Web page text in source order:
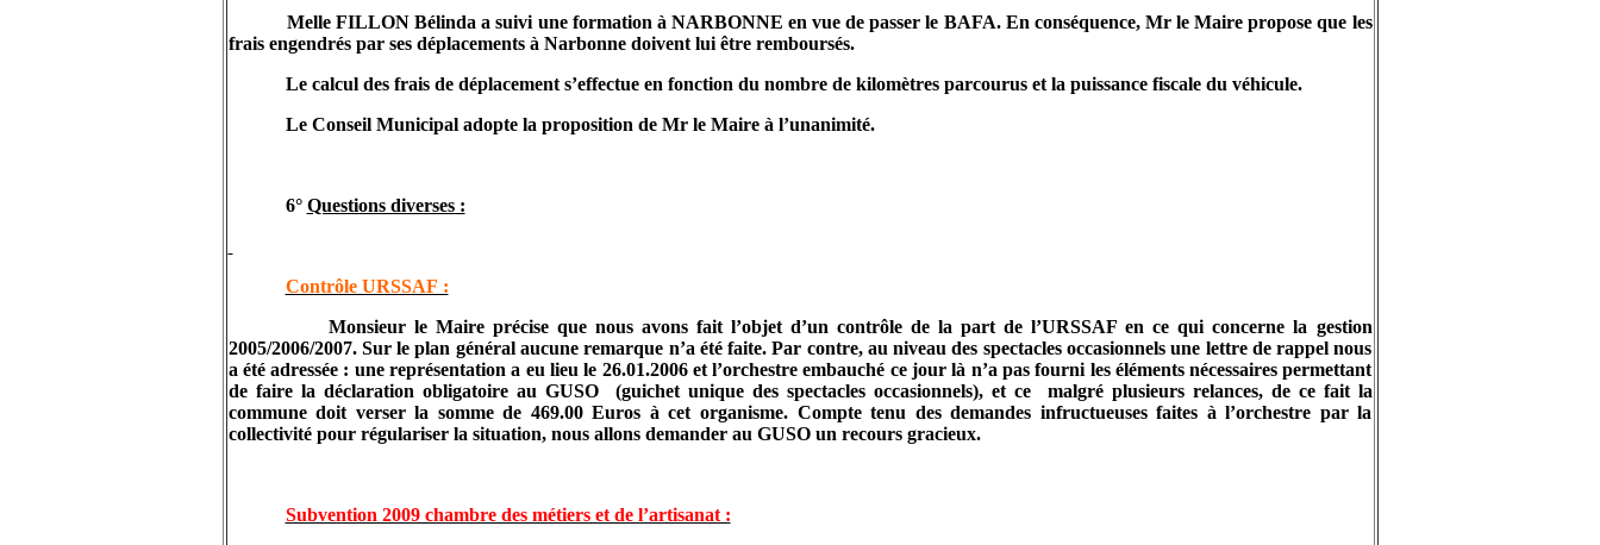
Melle FILLON Bélinda a suivi une formation à NARBONNE en vue de passer le BAFA. En conséquence, Mr le Maire propose que les
frais engendrés par ses déplacements à Narbonne doivent lui être remboursés.
Le calcul des frais de déplacement s’effectue en fonction du nombre de kilomètres parcourus et la puissance fiscale du véhicule.
Le Conseil Municipal adopte la proposition de Mr le Maire à l’unanimité.
6° Questions diverses :
Contrôle URSSAF :
Monsieur le Maire précise que nous avons fait l’objet d’un contrôle de la part de l’URSSAF en ce qui concerne la gestion
2005/2006/2007. Sur le plan général aucune remarque n’a été faite. Par contre, au niveau des spectacles occasionnels une lettre de rappel nous
a été adressée : une représentation a eu lieu le 26.01.2006 et l’orchestre embauché ce jour là n’a pas fourni les éléments nécessaires permettant
de faire la déclaration obligatoire au GUSO
(guichet unique des spectacles occasionnels), et ce
malgré plusieurs relances, de ce fait la
commune doit verser la somme de 469.00 Euros à cet organisme. Compte tenu des demandes infructueuses faites à l’orchestre par la
collectivité pour régulariser la situation, nous allons demander au GUSO un recours gracieux.
Subvention 2009 chambre des métiers et de l’artisanat :